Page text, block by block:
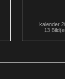
kalender
13